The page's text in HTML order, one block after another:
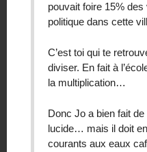
pouvait foire 15%
politique dans cette
C’est toi qui te
diviser. En fait à
la multiplication…
Donc Jo a bien fait
lucide… mais il doit
courants aux eaux